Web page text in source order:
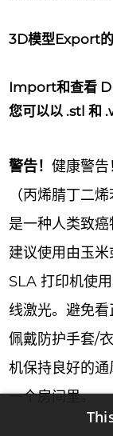
3D模型Export
Import和查看
您可以以 .stl 和
警告！健康警
（丙烯腈丁二
是一种人类致
建议使用由玉米
SLA 打印机使
线激光。避免看
佩戴防护手套/
机保持良好的
一个房间里。